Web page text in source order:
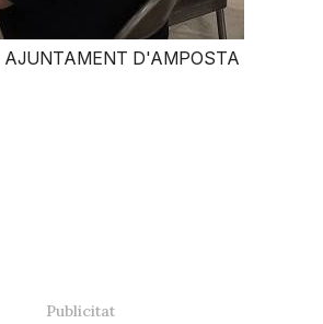
AJUNTAMENT D'AMPOSTA